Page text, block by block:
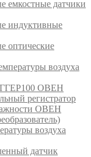
емкостные датчики
индуктивные
оптические
воздуха
ОВЕН
регистратор
ОВЕН
воздуха
датчик